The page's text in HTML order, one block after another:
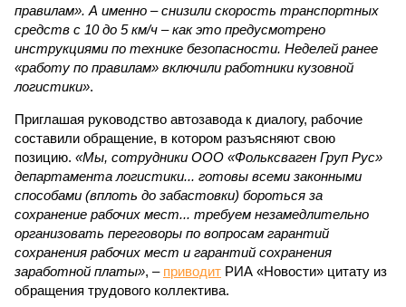
правилам». А именно – снизили скорость транспортных
средств с 10 до 5 км/ч – как это предусмотрено
инструкциями по технике безопасности. Неделей ранее
«работу по правилам» включили работники кузовной
логистики».
Приглашая руководство автозавода к диалогу, рабочие
составили обращение, в котором разъясняют свою
позицию. «Мы, сотрудники ООО «Фольксваген Груп Рус»
департамента логистики... готовы всеми законными
способами (вплоть до забастовки) бороться за
сохранение рабочих мест... требуем незамедлительно
организовать переговоры по вопросам гарантий
сохранения рабочих мест и гарантий сохранения
заработной платы», – приводит РИА «Новости» цитату из
обращения трудового коллектива.